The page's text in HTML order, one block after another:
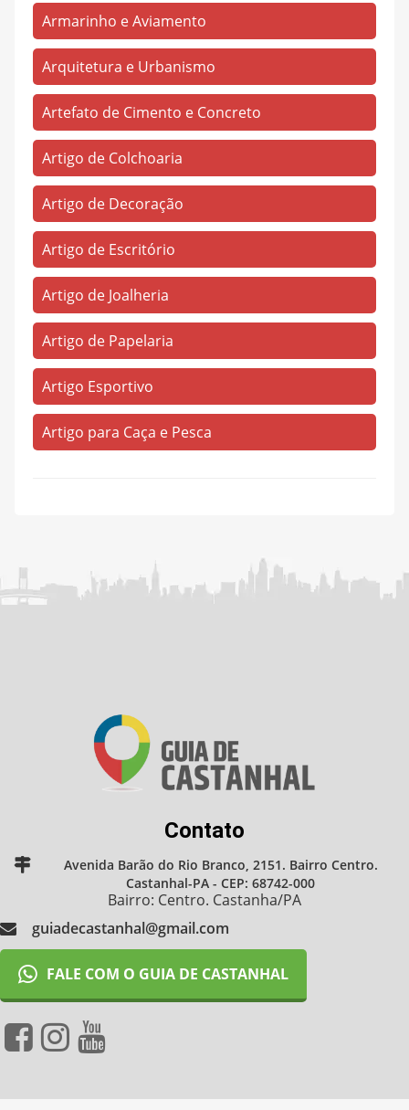
Salgadinho (23)
Santa Catarina
Santa Helena (8)
Santa Lídia (254)
São João Batista
São José
Saudade I (294)
Saudade II (119)
Titanlândia
Tókio (2)
Três de Outubro (8)
Vila Corrente do Apéu (1)
Zona Rural
Armarinho e Aviamento
Arquitetura e Urbanismo
Artefato de Cimento e Concreto
Artigo de Colchoaria
Artigo de Decoração
Artigo de Escritório
Artigo de Joalheria
Artigo de Papelaria
Artigo Esportivo
Artigo para Caça e Pesca
Contato
Avenida Barão do Rio Branco, 2151. Bairro Centro.
Castanhal-PA - CEP: 68742-000
Bairro: Centro. Castanha/PA
guiadecastanhal@gmail.com
FALE COM O GUIA DE CASTANHAL